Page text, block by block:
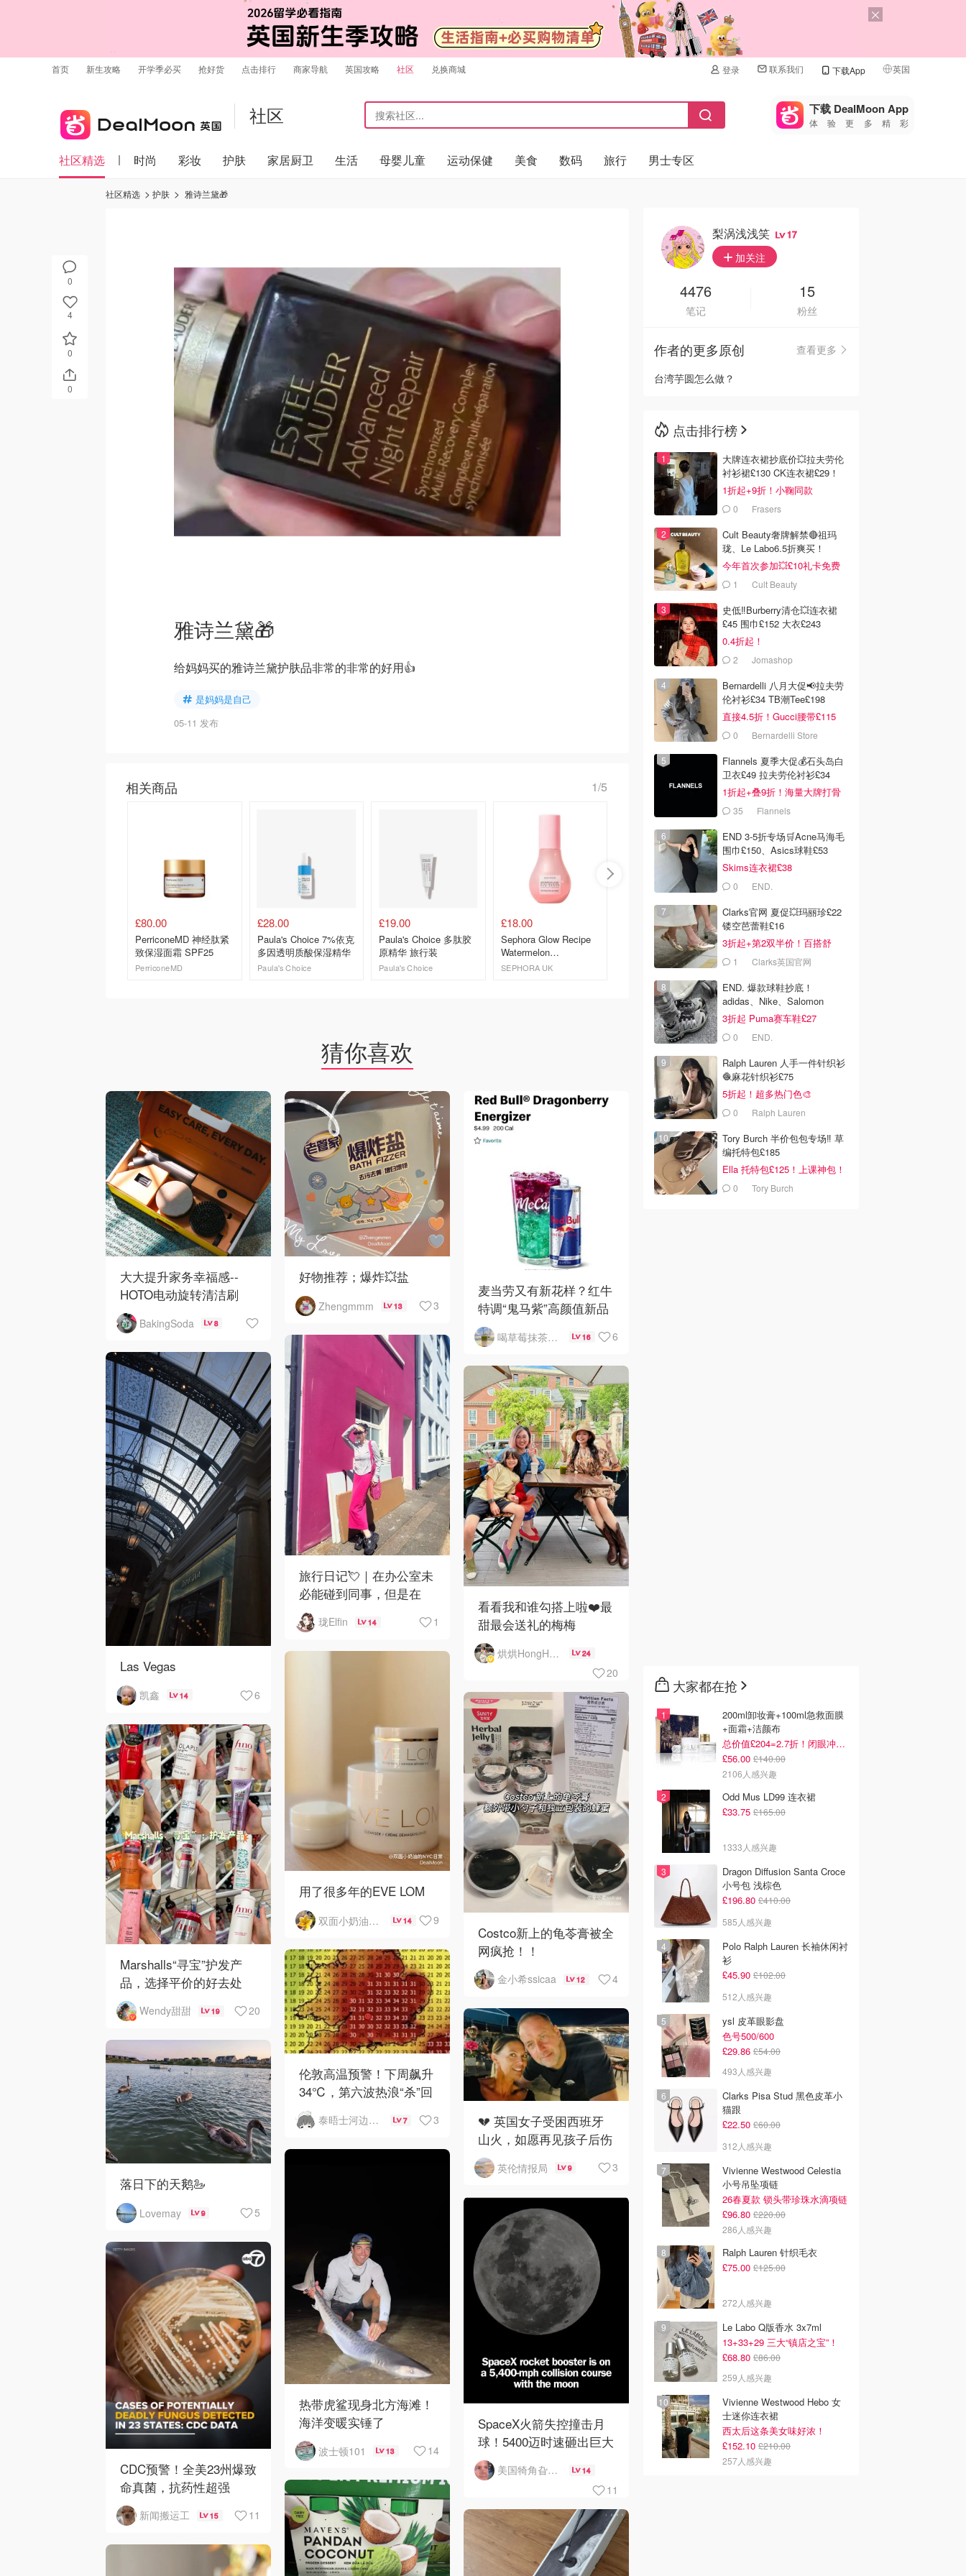
首页 新生攻略 开学季必买 抢好货 点击排行 商家导航 英国攻略 社区 兑换商城 登录 联系我们 下载App 英国
🇺🇸
🇨🇳 中国
🇦🇺
🇳🇿新西兰
社区 下载 DealMoon App
体验更多精彩
社区精选 时尚 彩妆 护肤 家居厨卫 生活 母婴儿童 运动保健 美食 数码 旅行 男士专区
0
4
0
0
社区精选 护肤 雅诗兰黛🎁
雅诗兰黛🎁
给妈妈买的雅诗兰黛护肤品非常的非常的好用👍
是妈妈是自己
05-11 发布
相关商品 1/5
£80.00
PerriconeMD 神经肽紧
致保湿面霜 SPF25
PerriconeMD
£28.00
Paula's Choice 7%依克
多因透明质酸保湿精华
Paula's Choice
£19.00
Paula's Choice 多肽胶
原精华 旅行装
Paula's Choice
£18.00
Sephora Glow Recipe
Watermelon
Niacinamide 精华露
SEPHORA UK
Paula's Choice C5 维C
保湿霜 旅行装
Paula's Choice
去购买
£61.00
ESPA Age Rebel 面霜
55ml
LOOKFANTASTIC.COM
去购买
猜你喜欢
大大提升家务幸福感--
HOTO电动旋转清洁刷
BakingSoda 8
好物推荐；爆炸💥盐
Zhengmmm 13 3
麦当劳又有新花样？红牛
特调“鬼马紫”高颜值新品
来了，好喝吗？
喝草莓抹茶瘦5斤 16 6
旅行日记💘｜在办公室未
必能碰到同事，但是在
Brighton可以
珑Elfin 14 1
Las Vegas
凯鑫 14 6
看看我和谁勾搭上啦❤️最
甜最会送礼的梅梅
烘烘HongHong 24
20
用了很多年的EVE LOM
双面小奶油的NYC日常 14 9
Costco新上的龟苓膏被全
网疯抢！！
金小希ssicaa 12 4
Marshalls“寻宝”护发产
品，选择平价的好去处
Wendy甜甜 19 20
伦敦高温预警！下周飙升
34℃，第六波热浪“杀”回
英伦
泰晤士河边打工人 7 3
💔 英国女子受困西班牙
山火，如愿再见孩子后伤
重离世
英伦情报局 9 3
落日下的天鹅🦢
Lovemay 9 5
热带虎鲨现身北方海滩！
海洋变暖实锤了
波士顿101 13 14
SpaceX火箭失控撞击月
球！5400迈时速砸出巨大
陨石坑
美国犄角旮旯新鲜事 14
11
CDC预警！全美23州爆致
命真菌，抗药性超强
新闻搬运工 15 11
梨涡浅浅笑 17
加关注
4476
笔记
15
粉丝
作者的更多原创
查看更多
台湾芋圆怎么做？
点击排行榜
大牌连衣裙抄底价💥拉夫劳伦
衬衫裙£130 CK连衣裙£29！
1折起+9折！小鞠同款
Ganni£88
0 Frasers
Cult Beauty奢牌解禁🔴祖玛
珑、Le Labo6.5折爽买！
今年首次参加💥£10礼卡免费
拿 1 Cult Beauty
史低‼️Burberry清仓💥连衣裙
£45 围巾£152 大衣£243
0.4折起！
2 Jomashop
Bernardelli 八月大促📢拉夫劳
伦衬衫£34 TB潮Tee£198
直接4.5折！Gucci腰带£115
0 Bernardelli Store
Flannels 夏季大促💰石头岛白
卫衣£49 拉夫劳伦衬衫£34
1折起+叠9折！海量大牌打骨
折！
35 Flannels
END 3-5折专场🛒Acne马海毛
围巾£150、Asics球鞋£53
Skims连衣裙£38
0 END.
Clarks官网 夏促💥玛丽珍£22
镂空芭蕾鞋£16
3折起+第2双半价！百搭舒
服！1 Clarks英国官网
END. 爆款球鞋抄底！
adidas、Nike、Salomon
3折起 Puma赛车鞋£27
0 END.
Ralph Lauren 人手一件针织衫
🧶麻花针织衫£75
5折起！超多热门色🎨
0 Ralph Lauren
Tory Burch 半价包包专场‼️ 草
编托特包£185
Ella 托特包£125！上课神包！
0 Tory Burch
大家都在抢
200ml卸妆膏+100ml急救面膜
+面霜+洁颜布
总价值£204=2.7折！闭眼冲这套！
£56.00 £140.00
2106人感兴趣
Odd Mus LD99 连衣裙
£33.75 £165.00
1333人感兴趣
Dragon Diffusion Santa Croce
小号包 浅棕色
£196.80 £410.00
585人感兴趣
Polo Ralph Lauren 长袖休闲衬
衫
£45.90 £102.00
512人感兴趣
ysl 皮革眼影盘
色号500/600
£29.86 £54.00
493人感兴趣
Clarks Pisa Stud 黑色皮革小
猫跟
£22.50 £60.00
312人感兴趣
Vivienne Westwood Celestia
小号吊坠项链
26春夏款 锁头带珍珠水滴项链
£96.80 £220.00
286人感兴趣
Ralph Lauren 针织毛衣
£75.00 £125.00
272人感兴趣
Le Labo Q版香水 3x7ml
13+33+29 三大“镇店之宝”！
£68.80 £86.00
259人感兴趣
Vivienne Westwood Hebo 女
士迷你连衣裙
西太后这条美女味好浓！
£152.10 £210.00
257人感兴趣